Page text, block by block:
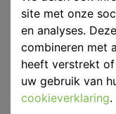
Eenheid
Materiaal
Merk
site met onze
en analyses.
combineren met
heeft verstrekt
uw gebruik van
cookieverklaring.